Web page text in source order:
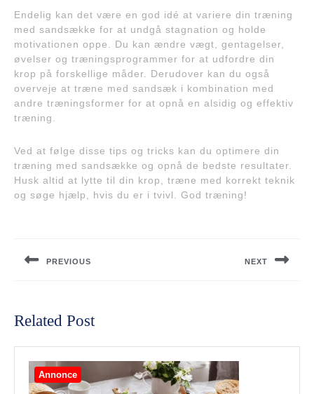
Endelig kan det være en god idé at variere din træning
med sandsække for at undgå stagnation og holde
motivationen oppe. Du kan ændre vægt, gentagelser,
øvelser og træningsprogrammer for at udfordre din
krop på forskellige måder. Derudover kan du også
overveje at træne med sandsæk i kombination med
andre træningsformer for at opnå en alsidig og effektiv
træning.
Ved at følge disse tips og tricks kan du optimere din
træning med sandsække og opnå de bedste resultater.
Husk altid at lytte til din krop, træne med korrekt teknik
og søge hjælp, hvis du er i tvivl. God træning!
PREVIOUS NEXT
Related Post
Annonce